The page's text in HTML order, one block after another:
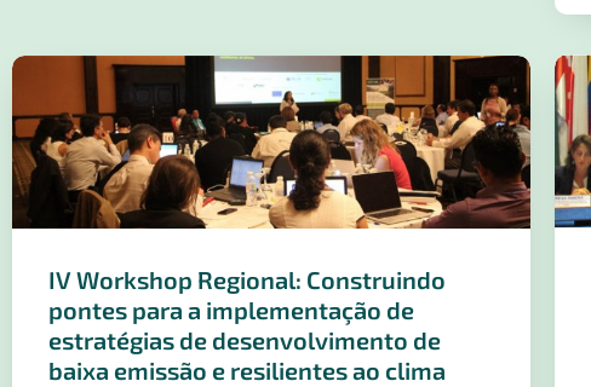
IV Workshop Regional: Construindo
pontes para a implementação de
estratégias de desenvolvimento de
baixa emissão e resilientes ao clima